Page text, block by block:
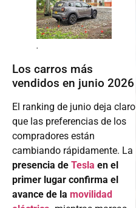
.
Los carros más
vendidos en junio 2026
El ranking de junio deja claro
que las preferencias de los
compradores están
cambiando rápidamente. La
presencia de Tesla en el
primer lugar confirma el
avance de la movilidad